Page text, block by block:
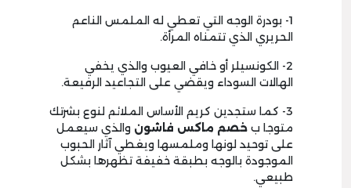
1- بودرة الوجه التي تعطي له الملمس الناعم
الحريري الذي تتمناه المرأة.
2- الكونسيلر أو خافي العيوب والذي يخفي
الهالات السوداء ويقضي على التجاعيد الرفيعة.
3- كما ستجدين كريم الأساس الملائم لنوع بشرتك
متوجا ب خصم ماكس فاشون والذي سيعمل
على توحيد لونها وملمسها ويغطي آثار الحبوب
الموجودة بالوجه بطبقة خفيفة تظهرها بشكل
طبيعي.